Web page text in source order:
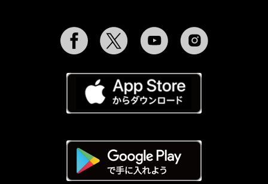
Facebook Twitter YouTube Instagram